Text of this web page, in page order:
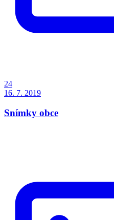
24
16. 7. 2019
Snímky obce